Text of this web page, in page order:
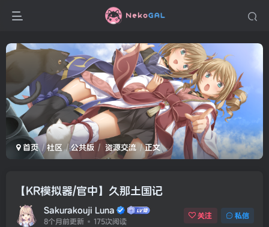
首页 社区 公共版 资源交流 正文
【KR模拟器/官中】久那土国记
Sakurakouji Luna
8个月前更新 175次阅读
关注 私信